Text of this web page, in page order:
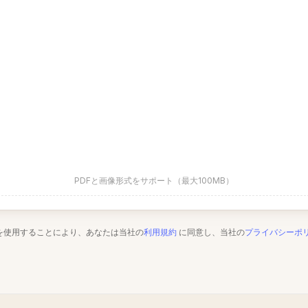
PDFと画像形式をサポート（最大100MB）
使用することにより、あなたは当社の利用規約 に同意し、当社のプライバシーポ